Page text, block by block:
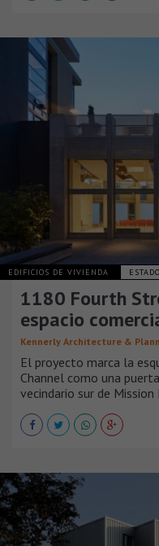
EDIFICIOS DE VIVIENDA
1180 Fourth
espacio
Kennerly Architecture &
El proyecto marca la
Channel como una
vecindario sur de Mission